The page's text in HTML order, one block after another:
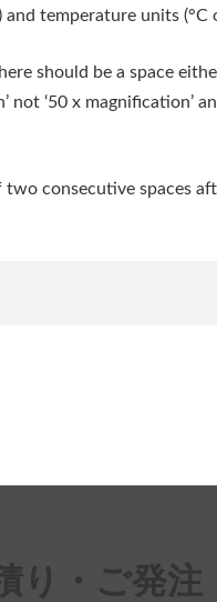
temperature units (°C
should be a space
‘50 x magnification’
consecutive spaces
り・ご発注